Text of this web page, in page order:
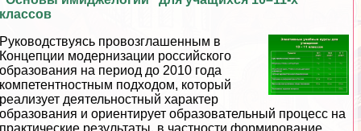
классов
Руководствуясь провозглашенным в
Концепции модернизации российского
образования на период до 2010 года
компетентностным подходом, который
реализует деятельностный хаpaктер
образования и ориентирует образовательный процесс на